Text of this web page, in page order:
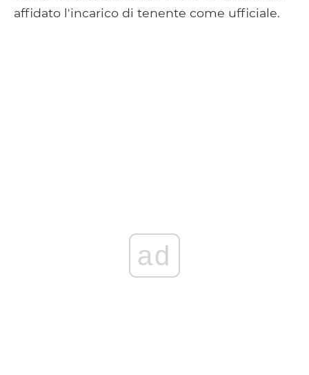
affidato l'incarico di tenente come ufficiale.
ad